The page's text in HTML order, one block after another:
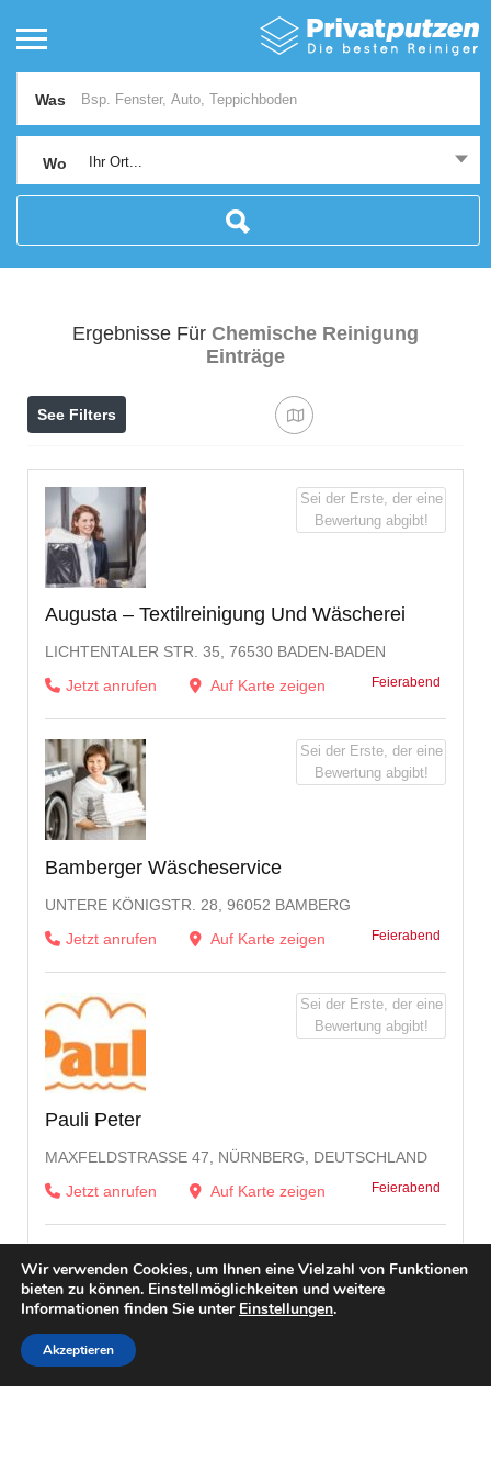
Was
Wo Ihr Ort...
Ergebnisse Für Chemische Reinigung
Einträge
See Filters
Augusta – Textilreinigung Und Wäscherei
LICHTENTALER STR. 35, 76530 BADEN-BADEN
Jetzt anrufen
Auf Karte zeigen Feierabend
Sei der Erste, der eine
Bewertung abgibt!
Bamberger Wäscheservice
UNTERE KÖNIGSTR. 28, 96052 BAMBERG
Jetzt anrufen
Auf Karte zeigen Feierabend
Sei der Erste, der eine
Bewertung abgibt!
Pauli Peter
MAXFELDSTRASSE 47, NÜRNBERG, DEUTSCHLAND
Jetzt anrufen
Auf Karte zeigen Feierabend
Sei der Erste, der eine
Bewertung abgibt!
Wir verwenden Cookies, um Ihnen eine Vielzahl von Funktionen
bieten zu können. Einstellmöglichkeiten und weitere
Informationen finden Sie unter Einstellungen.
Akzeptieren